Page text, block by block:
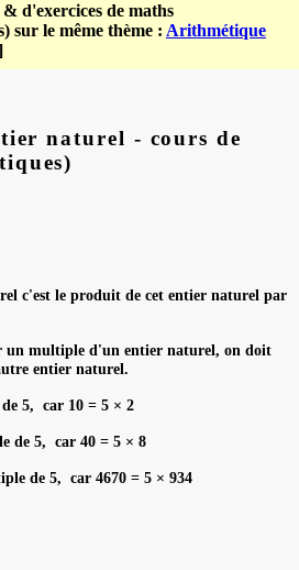
d'exercices de maths
sur le même thème : Arithmétique
naturel - cours de
c'est le produit de cet entier naturel par
multiple d'un entier naturel, on doit
entier naturel.
5, car 10 = 5 × 2
car 40 = 5 × 8
5, car 4670 = 5 × 934